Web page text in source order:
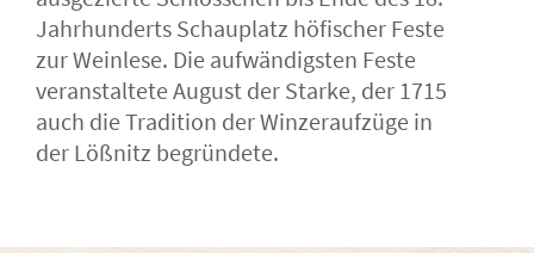
Jahrhunderts Schauplatz höfischer Feste
zur Weinlese. Die aufwändigsten Feste
veranstaltete August der Starke, der 1715
auch die Tradition der Winzeraufzüge in
der Lößnitz begründete.